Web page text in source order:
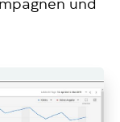
und